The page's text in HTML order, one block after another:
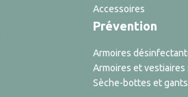
Accessoires
Prévention
Armoires
Armoires et vestiaires
Sèche-bottes et gants